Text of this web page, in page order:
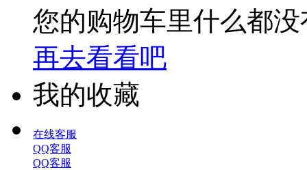
您的购物车里什么都没
再去看看吧
我的收藏
在线客服
QQ客服
QQ客服